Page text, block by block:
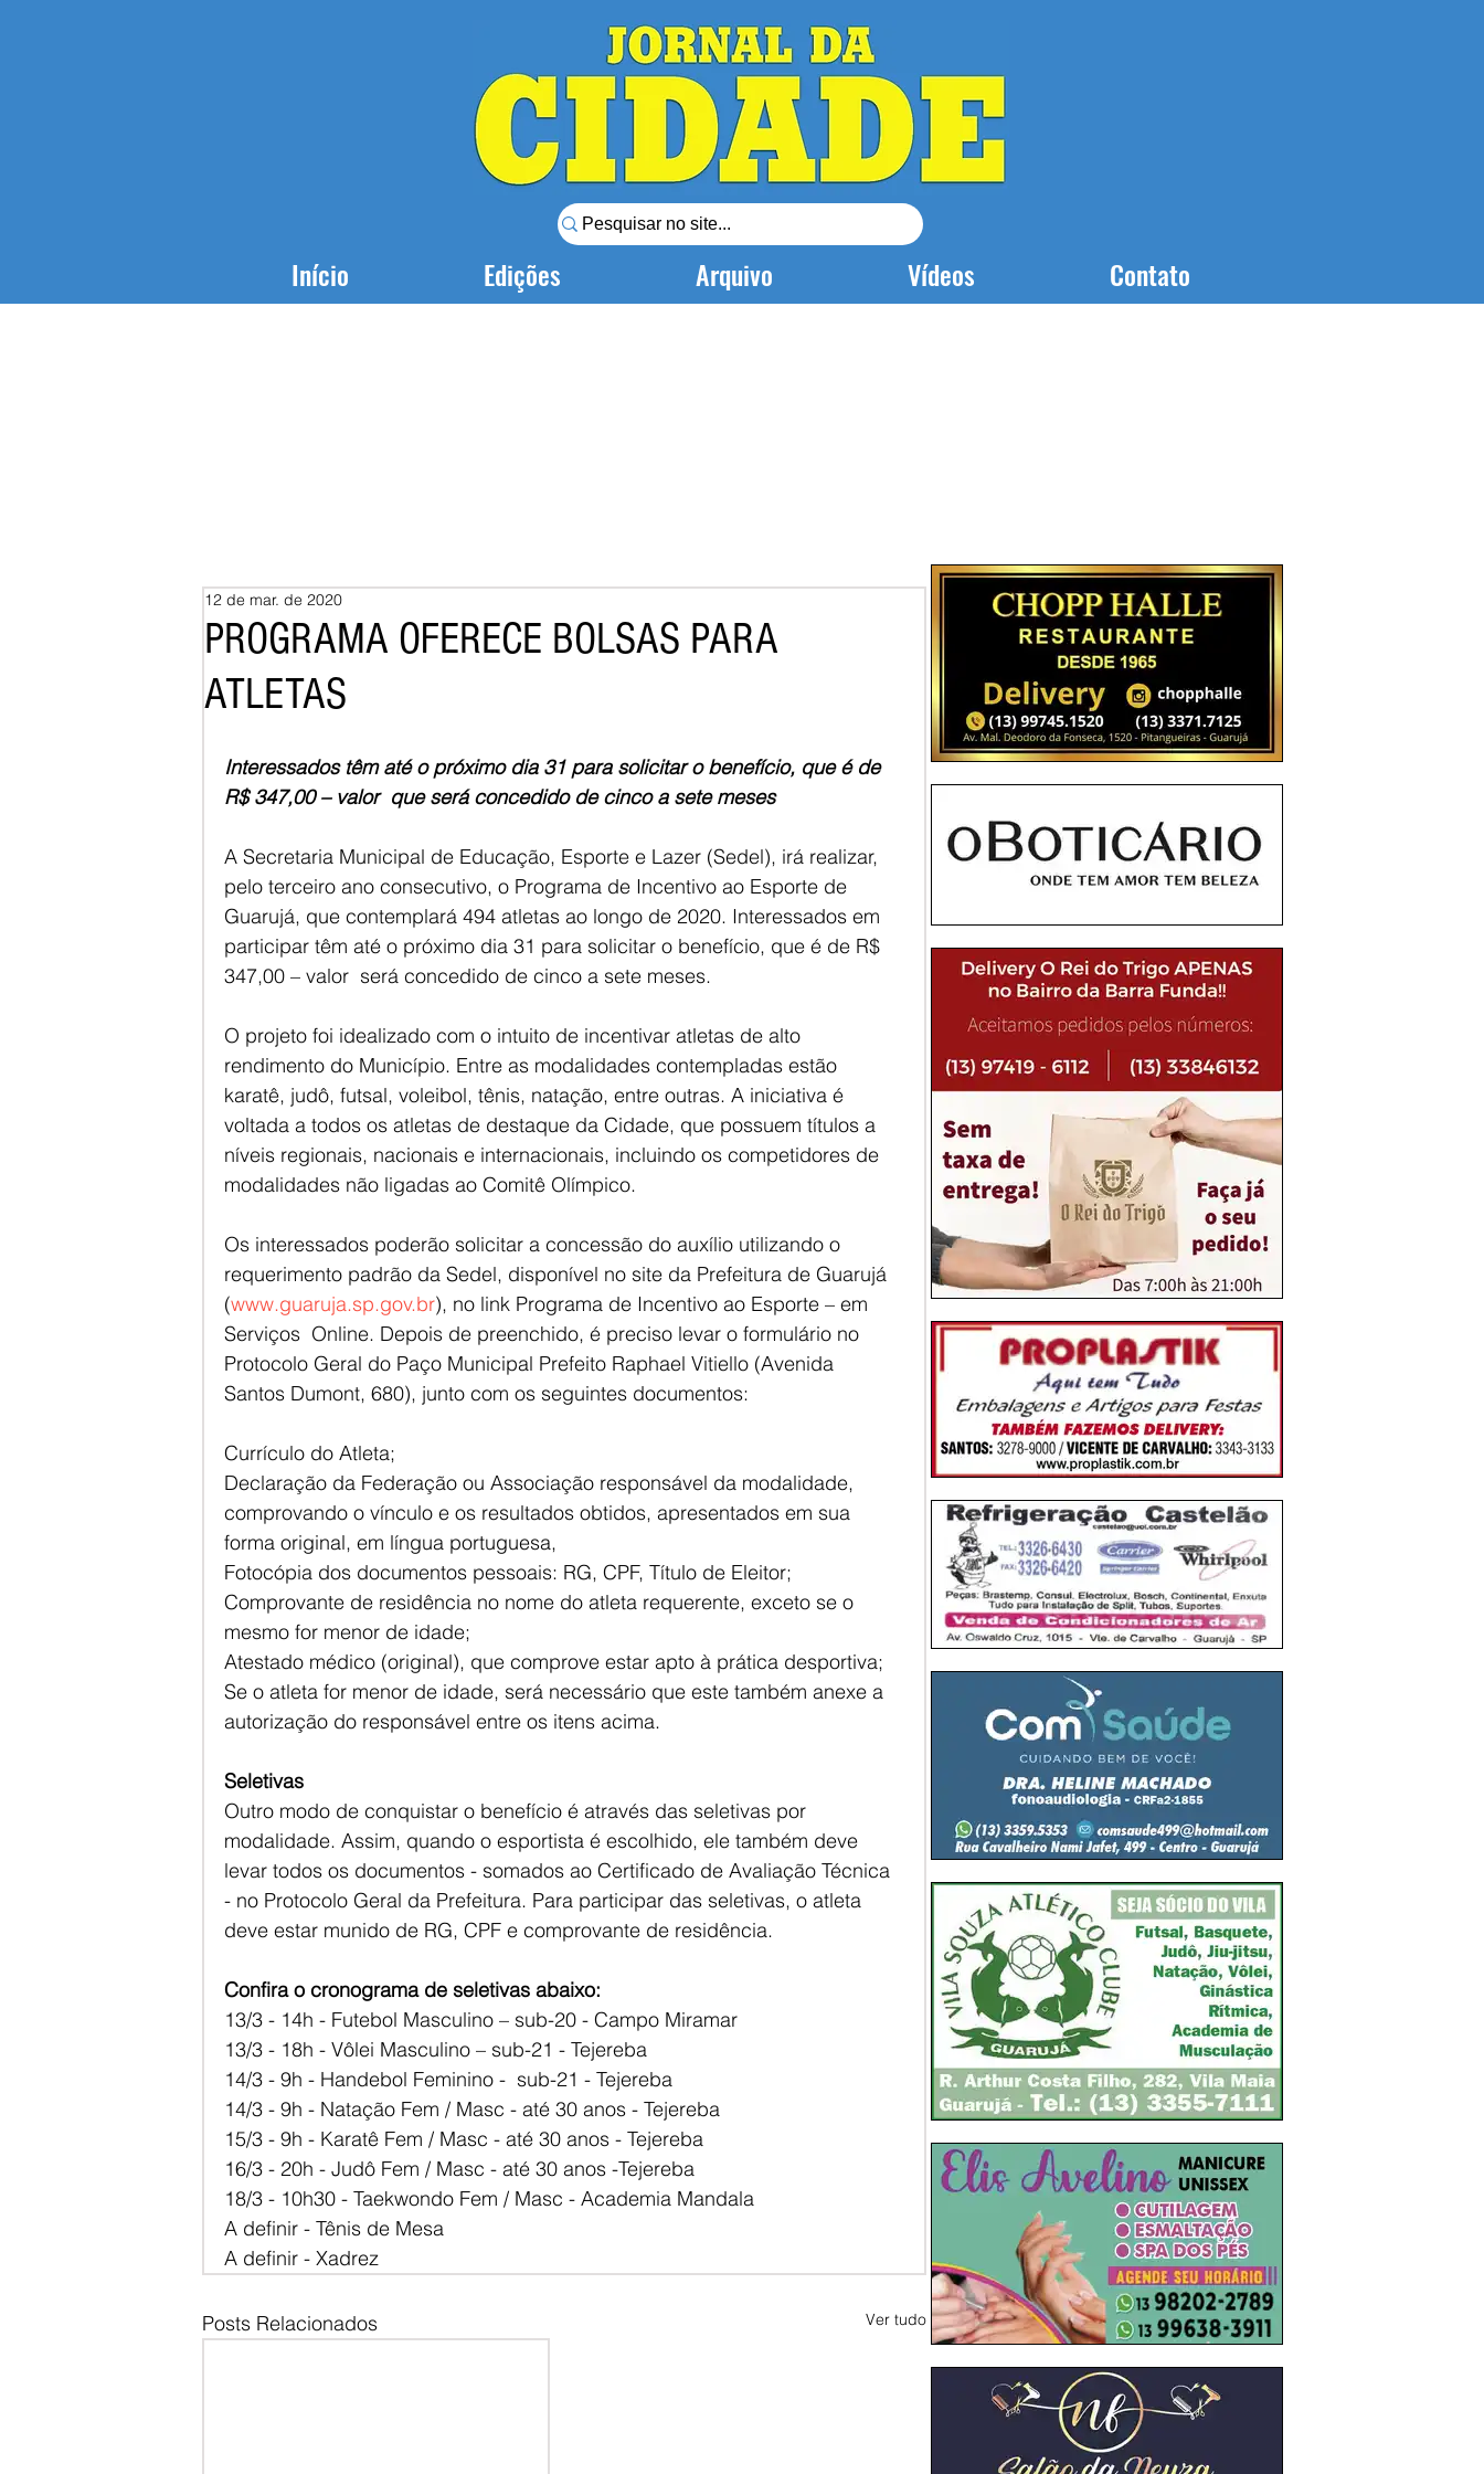
Início Edições Arquivo Vídeos Contato
PROGRAMA OFERECE BOLSAS PARA
ATLETAS
12 de mar. de 2020
Interessados têm até o próximo dia 31 para solicitar o benefício, que é de
R$ 347,00 – valor  que será concedido de cinco a sete meses
A Secretaria Municipal de Educação, Esporte e Lazer (Sedel), irá realizar,
pelo terceiro ano consecutivo, o Programa de Incentivo ao Esporte de
Guarujá, que contemplará 494 atletas ao longo de 2020. Interessados em
participar têm até o próximo dia 31 para solicitar o benefício, que é de R$
347,00 – valor  será concedido de cinco a sete meses.
O projeto foi idealizado com o intuito de incentivar atletas de alto
rendimento do Município. Entre as modalidades contempladas estão
karatê, judô, futsal, voleibol, tênis, natação, entre outras. A iniciativa é
voltada a todos os atletas de destaque da Cidade, que possuem títulos a
níveis regionais, nacionais e internacionais, incluindo os competidores de
modalidades não ligadas ao Comitê Olímpico.
Os interessados poderão solicitar a concessão do auxílio utilizando o
requerimento padrão da Sedel, disponível no site da Prefeitura de Guarujá
(www.guaruja.sp.gov.br), no link Programa de Incentivo ao Esporte – em
Serviços  Online. Depois de preenchido, é preciso levar o formulário no
Protocolo Geral do Paço Municipal Prefeito Raphael Vitiello (Avenida
Santos Dumont, 680), junto com os seguintes documentos:
Currículo do Atleta;
Declaração da Federação ou Associação responsável da modalidade,
comprovando o vínculo e os resultados obtidos, apresentados em sua
forma original, em língua portuguesa,
Fotocópia dos documentos pessoais: RG, CPF, Título de Eleitor;
Comprovante de residência no nome do atleta requerente, exceto se o
mesmo for menor de idade;
Atestado médico (original), que comprove estar apto à prática desportiva;
Se o atleta for menor de idade, será necessário que este também anexe a
autorização do responsável entre os itens acima.
Seletivas
Outro modo de conquistar o benefício é através das seletivas por
modalidade. Assim, quando o esportista é escolhido, ele também deve
levar todos os documentos - somados ao Certificado de Avaliação Técnica
- no Protocolo Geral da Prefeitura. Para participar das seletivas, o atleta
deve estar munido de RG, CPF e comprovante de residência.
Confira o cronograma de seletivas abaixo:
13/3 - 14h - Futebol Masculino – sub-20 - Campo Miramar
13/3 - 18h - Vôlei Masculino – sub-21 - Tejereba
14/3 - 9h - Handebol Feminino -  sub-21 - Tejereba
14/3 - 9h - Natação Fem / Masc - até 30 anos - Tejereba
15/3 - 9h - Karatê Fem / Masc - até 30 anos - Tejereba
16/3 - 20h - Judô Fem / Masc - até 30 anos -Tejereba
18/3 - 10h30 - Taekwondo Fem / Masc - Academia Mandala
A definir - Tênis de Mesa
A definir - Xadrez
Posts Relacionados Ver tudo